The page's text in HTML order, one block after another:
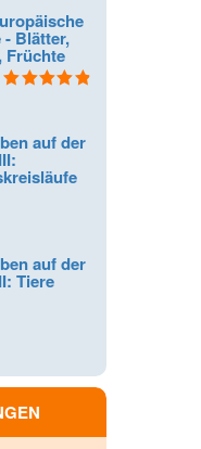
- Blätter,
Früchte
auf der
auf der
Tiere